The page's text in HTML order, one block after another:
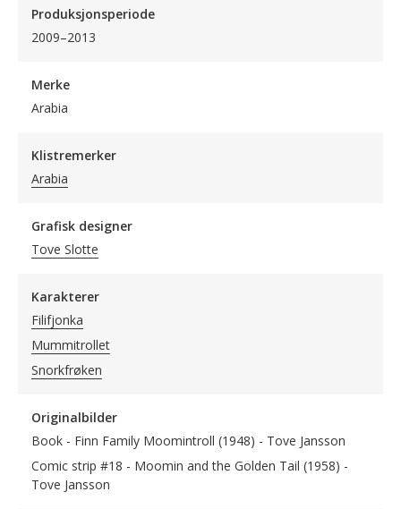
Produksjonsperiode
2009–2013
Merke
Arabia
Klistremerker
Arabia
Grafisk designer
Tove Slotte
Karakterer
Filifjonka
Mummitrollet
Snorkfrøken
Originalbilder
Book - Finn Family Moomintroll (1948) - Tove Jansson
Comic strip #18 - Moomin and the Golden Tail (1958) -
Tove Jansson